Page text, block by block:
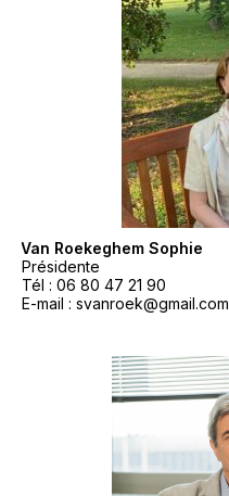
– Van Roekeghem Sophie
Présidente
Tél : 06 80 47 21 90
E-mail : svanroek@gmail.com